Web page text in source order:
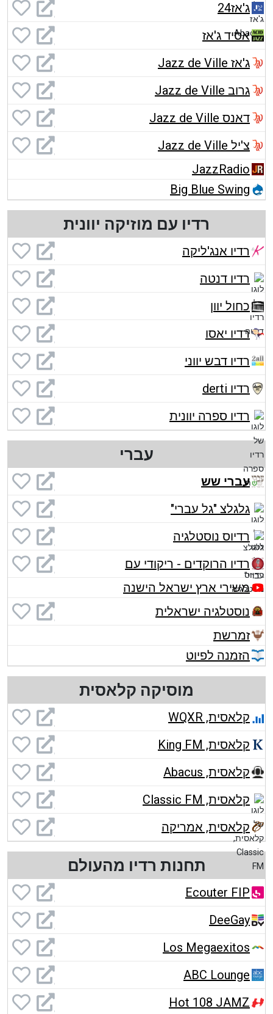
ג'אז24
אסיד ג'אז
ג'אז Jazz de Ville
גרוב Jazz de Ville
דאנס Jazz de Ville
צ'יל Jazz de Ville
JazzRadio
Big Blue Swing
רדיו עם מוזיקה יוונית
רדיו אנג'ליקה
רדיו דנטה
כחול יוון
רדיו יאסו
רדיו דבש יווני
רדיו derti
רדיו ספרה יוונית
עברי
עברי שש
גלגלצ "גל עברי"
רדיוס נוסטלגיה
רדיו הרוקדים - ריקודי עם
משירי ארץ ישראל הישנה
נוסטלגיה ישראלית
זמרשת
הזמנה לפיוט
מוסיקה קלאסית
קלאסית, WQXR
קלאסית, King FM
קלאסית, Abacus
קלאסית, Classic FM
קלאסית, אמריקה
תחנות רדיו מהעולם
Ecouter FIP
DeeGay
Los Megaexitos
ABC Lounge
Hot 108 JAMZ